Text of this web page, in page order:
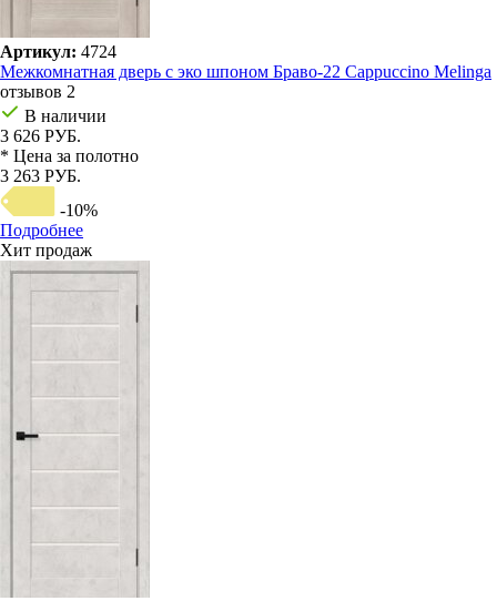
Артикул: 4724
Межкомнатная дверь с эко шпоном Браво-22 Cappuccino Melinga
отзывов 2
В наличии
3 626 РУБ.
* Цена за полотно
3 263 РУБ.
-10%
Подробнее
Хит продаж